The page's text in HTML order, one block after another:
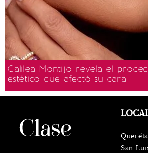
Galilea Montijo revela el
estético que afectó su cara
San